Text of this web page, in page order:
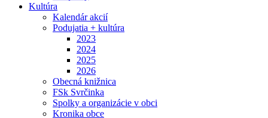
Kultúra
Kalendár akcií
Podujatia + kultúra
2023
2024
2025
2026
Obecná knižnica
FSk Svrčinka
Spolky a organizácie v obci
Kronika obce